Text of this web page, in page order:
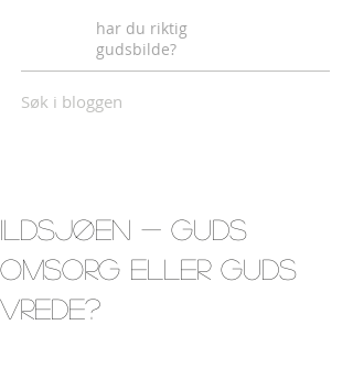
Søk i bloggen
har du riktig
gudsbilde?
Ildsjøen - Guds
omsorg eller Guds
vrede?